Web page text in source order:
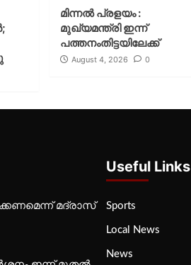
മിന്നല്‍ പ്രളയം :
മുഖ്യമന്ത്രി ഇന്ന്
പത്തനംതിട്ടയിലേക്ക്
August 4, 2026 0
മദ്രാസ്
Useful Links
Sports
Local News
News